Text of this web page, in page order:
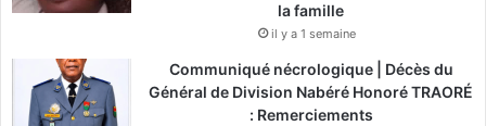
la famille
il y a 1 semaine
Communiqué nécrologique | Décès du
Général de Division Nabéré Honoré TRAORÉ
: Remerciements